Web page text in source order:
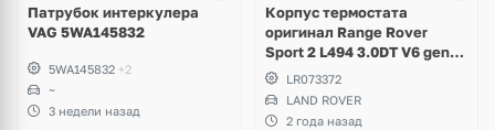
Патрубок интеркулера
VAG 5WA145832
5WA145832 +2
~
3 недели назад
Корпус термостата
оригинал Range Rover
Sport 2 L494 3.0DT V6 gen2
Twin-turbo
LR073372
LAND ROVER
2 года назад